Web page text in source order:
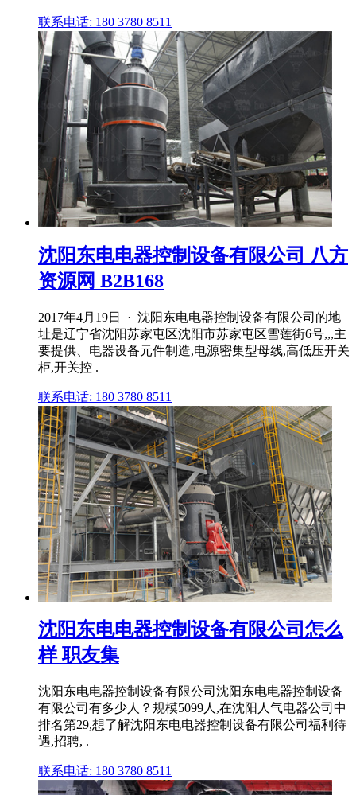
联系电话: 180 3780 8511
沈阳东电电器控制设备有限公司 八方
资源网 B2B168
2017年4月19日 · 沈阳东电电器控制设备有限公司的地
址是辽宁省沈阳苏家屯区沈阳市苏家屯区雪莲街6号,,,主
要提供、电器设备元件制造,电源密集型母线,高低压开关
柜,开关控 .
联系电话: 180 3780 8511
沈阳东电电器控制设备有限公司怎么
样 职友集
沈阳东电电器控制设备有限公司沈阳东电电器控制设备
有限公司有多少人？规模5099人,在沈阳人气电器公司中
排名第29,想了解沈阳东电电器控制设备有限公司福利待
遇,招聘, .
联系电话: 180 3780 8511